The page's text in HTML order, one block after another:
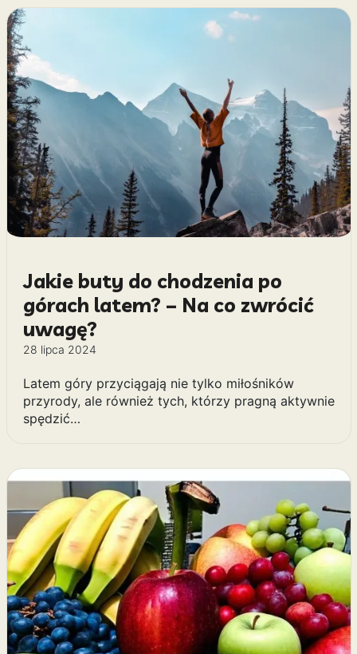
Jakie buty do chodzenia po
górach latem? – Na co zwrócić
uwagę?
28 lipca 2024
Latem góry przyciągają nie tylko miłośników
przyrody, ale również tych, którzy pragną aktywnie
spędzić…